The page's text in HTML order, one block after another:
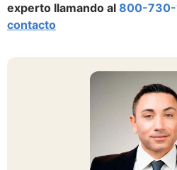
experto llamando al 800-730-
contacto